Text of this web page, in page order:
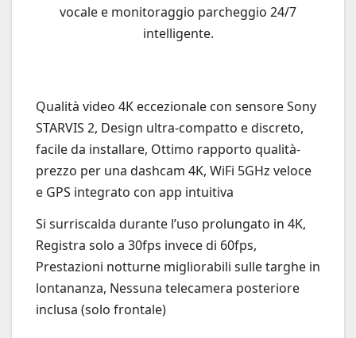
vocale e monitoraggio parcheggio 24/7
intelligente.
Qualità video 4K eccezionale con sensore Sony
STARVIS 2, Design ultra-compatto e discreto,
facile da installare, Ottimo rapporto qualità-
prezzo per una dashcam 4K, WiFi 5GHz veloce
e GPS integrato con app intuitiva
Si surriscalda durante l’uso prolungato in 4K,
Registra solo a 30fps invece di 60fps,
Prestazioni notturne migliorabili sulle targhe in
lontananza, Nessuna telecamera posteriore
inclusa (solo frontale)